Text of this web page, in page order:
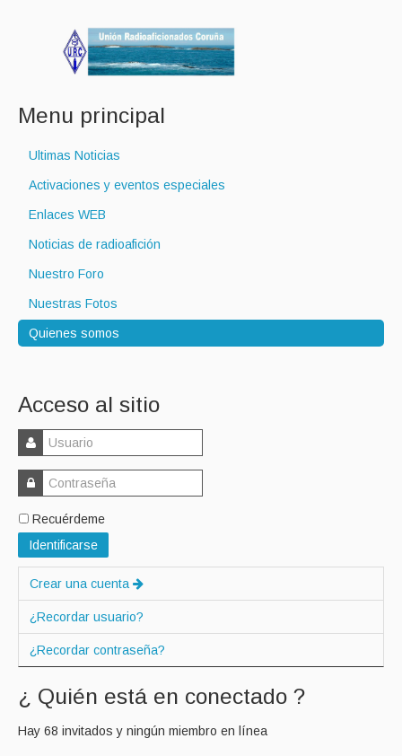
Menu principal
Ultimas Noticias
Activaciones y eventos especiales
Enlaces WEB
Noticias de radioafición
Nuestro Foro
Nuestras Fotos
Quienes somos
Acceso al sitio
Recuérdeme
Identificarse
Crear una cuenta
¿Recordar usuario?
¿Recordar contraseña?
¿ Quién está en conectado ?
Hay 68 invitados y ningún miembro en línea